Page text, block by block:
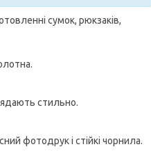
сумок, рюкзаків,
стильно.
фотодрук і стійкі чорнила.